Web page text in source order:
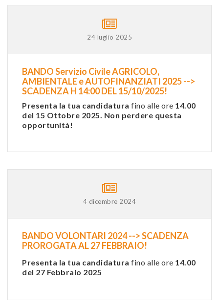
24 luglio 2025
BANDO Servizio Civile AGRICOLO,
AMBIENTALE e AUTOFINANZIATI 2025 -->
SCADENZA H 14:00 DEL 15/10/2025!
Presenta la tua candidatura fino alle ore 14.00
del 15 Ottobre 2025. Non perdere questa
opportunità!
4 dicembre 2024
BANDO VOLONTARI 2024 --> SCADENZA
PROROGATA AL 27 FEBBRAIO!
Presenta la tua candidatura fino alle ore 14.00
del 27 Febbraio 2025